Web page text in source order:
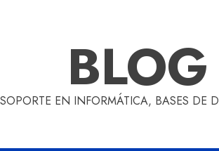
EN INFORMÁTICA, BASES